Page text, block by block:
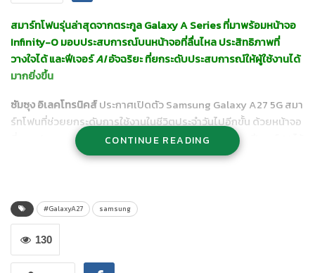
สมาร์ทโฟนรุ่นล่าสุดจากตระกูล Galaxy A Series ที่มาพร้อมหน้าจอ
Infinity-O มอบประสบการณ์บนหน้าจอที่ลื่นไหล ประสิทธิภาพที่
วางใจได้ และฟีเจอร์AIอัจฉริยะ ที่ยกระดับประสบการณ์ให้ผู้ใช้งานได้
มากยิ่งขึ้น
ซัมซุง อิเลคโทรนิคส์ประกาศเปิดตัว Samsung Galaxy A27 5G สมา
ร์ทโฟนที่ช่วยยกระดับการใช้งานในชีวิตประจำวันไปอีกขั้น ด้วยหน้าจอ
ที่มอบประสบการณ์สมจริง ประสิทธิภาพที่วางใจได้ผสานฟีเจอร์ AI ไว้
อย่างลงตัว ต่อยอดความนิยมจากรุ่น Samsung Galaxy A26 5G สู่
หน้าจอที่กว้างขึ้น ลดสิ่งรบกวนสายตา
Samsung Galaxy A27 5G มาพร้อมหน้าจอ Super AMOLED ขนาด
6.7 นิ้ว มีอัตรารีเฟรชเรตลื่นไหลที่ 120Hz พร้อมหน้าจอ Infinity-O ที่
CONTINUE READING
#GalaxyA27 samsung
130